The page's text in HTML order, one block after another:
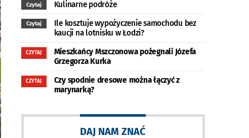
Czytaj Kulinarne podróże
Czytaj
Ile kosztuje wypożyczenie samochodu bez
kaucji na lotnisku w Łodzi?
CZYTAJ
Mieszkańcy Mszczonowa pożegnali Józefa
Grzegorza Kurka
CZYTAJ
Czy spodnie dresowe można łączyć z
marynarką?
DAJ NAM ZNAĆ